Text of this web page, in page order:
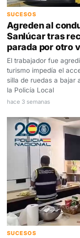
SUCESOS
Agreden al
Sanlúcar tras
parada por otro
El trabajador fue
turismo impedía el
silla de ruedas a bajar
la Policía Local
hace 3 semanas
SUCESOS